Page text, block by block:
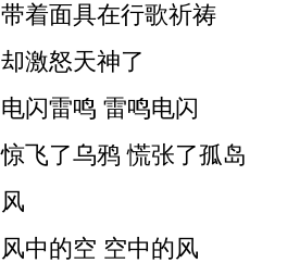
带着面具在行歌祈祷
却激怒天神了
电闪雷鸣 雷鸣电闪
惊飞了乌鸦 慌张了孤岛
风
风中的空 空中的风